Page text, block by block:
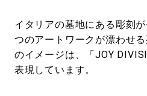
イタリアの墓地にある彫刻
つのアートワークが漂わせ
のイメージは、「JOY
表現しています。